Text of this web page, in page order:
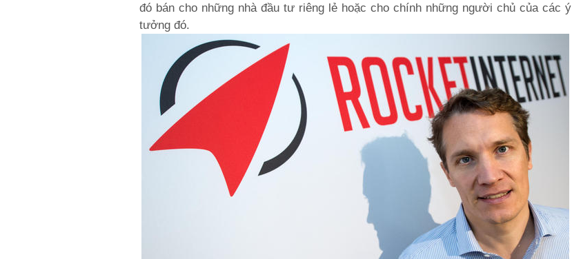
đó bán cho những nhà đầu tư riêng lẻ hoặc cho chính những người chủ của các ý
tưởng đó.